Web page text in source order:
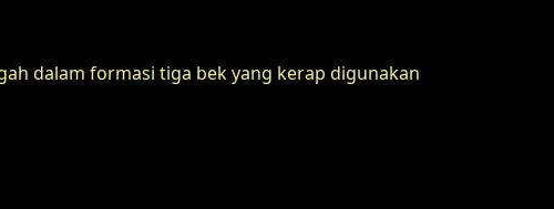
dalam formasi tiga bek yang kerap digunakan